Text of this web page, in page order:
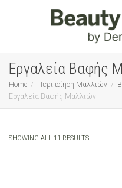
Εργαλεία Βαφής
Home Περιποίηση Μαλλιών
Εργαλεία Βαφής Μαλλιών
SHOWING ALL 11 RESULTS